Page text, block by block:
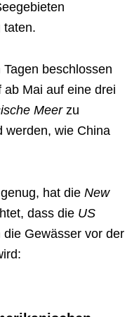
taten.
beschlossen
Mai auf eine drei
Meerzu
werden, wie China
hat die New
dass die US
Gewässer vor der